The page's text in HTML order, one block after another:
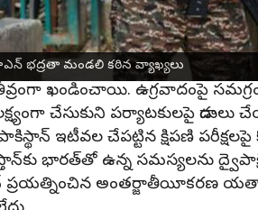
భద్రతా మండలి కఠిన వ్యాఖ్యలు
సభ్యదేశాలు
ఖండించాయి. ఉగ్రవాదంపై
చేసుకుని పర్యాటకులపై
ఇటీవల చేపట్టిన క్షిపణి పరీక్షలపై
భారత్‌తో ఉన్న సమస్యలను
అంతర్జాతీయీకరణ